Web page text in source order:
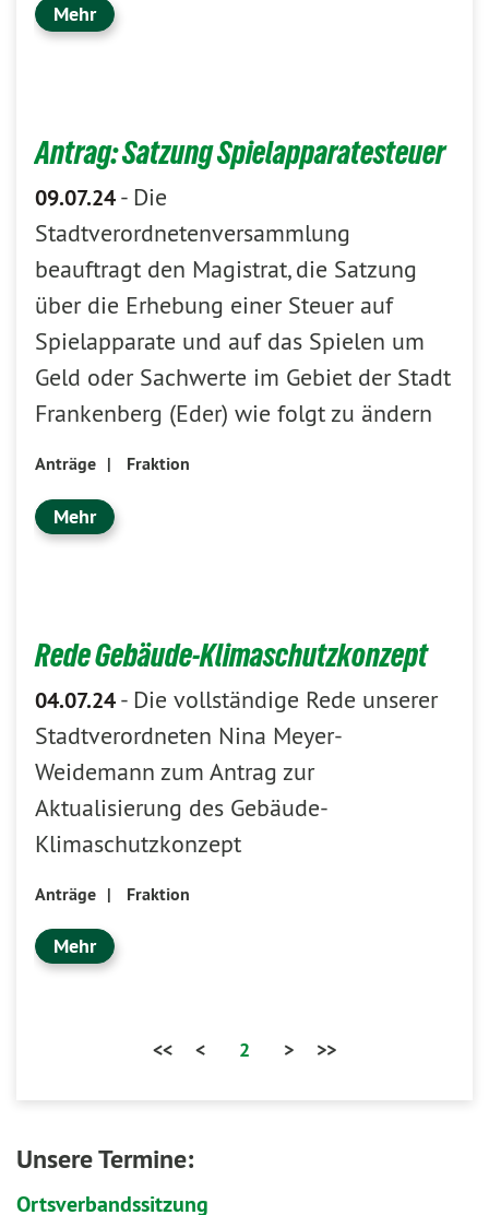
Mehr
Antrag: Satzung Spielapparatesteuer
09.07.24- Die
Stadtverordnetenversammlung
beauftragt den Magistrat, die Satzung
über die Erhebung einer Steuer auf
Spielapparate und auf das Spielen um
Geld oder Sachwerte im Gebiet der Stadt
Frankenberg (Eder) wie folgt zu ändern
Anträge | Fraktion
Mehr
Rede Gebäude-Klimaschutzkonzept
04.07.24- Die vollständige Rede unserer
Stadtverordneten Nina Meyer-
Weidemann zum Antrag zur
Aktualisierung des Gebäude-
Klimaschutzkonzept
Anträge | Fraktion
Mehr
<< < 2 > >>
Unsere Termine:
Ortsverbandssitzung